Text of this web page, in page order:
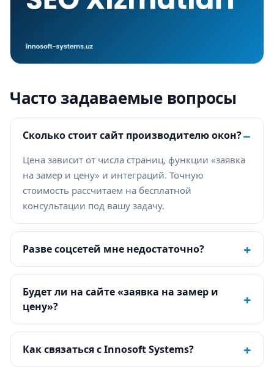
Часто задаваемые вопросы
Сколько стоит сайт производителю окон?−
Цена зависит от числа страниц, функции «заявка
на замер и цену» и интеграций. Точную
стоимость рассчитаем на бесплатной
консультации под вашу задачу.
Разве соцсетей мне недостаточно? +
Будет ли на сайте «заявка на замер и
цену»?
+
Как связаться с Innosoft Systems? +